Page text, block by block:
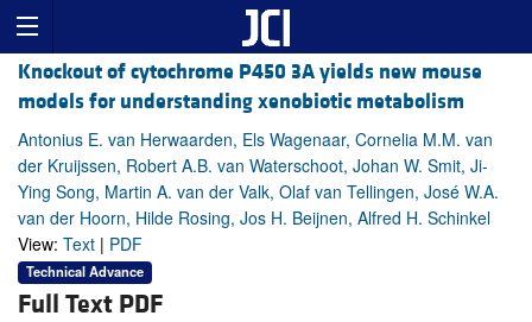
Knockout of cytochrome P450 3A yields new mouse
models for understanding xenobiotic metabolism
Antonius E. van Herwaarden, Els Wagenaar, Cornelia M.M. van
der Kruijssen, Robert A.B. van Waterschoot, Johan W. Smit, Ji-
Ying Song, Martin A. van der Valk, Olaf van Tellingen, José W.A.
van der Hoorn, Hilde Rosing, Jos H. Beijnen, Alfred H. Schinkel
View: Text | PDF
Technical Advance
Full Text PDF